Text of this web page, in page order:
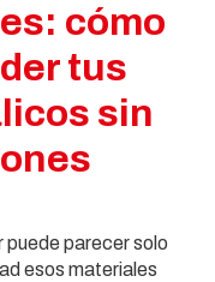
cómo
tus
sin
puede parecer solo
esos materiales